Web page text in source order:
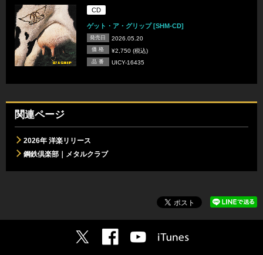
CD
ゲット・ア・グリップ [SHM-CD]
発売日 2026.05.20
価 格 ¥2,750 (税込)
品 番 UICY-16435
関連ページ
2026年 洋楽リリース
鋼鉄倶楽部｜メタルクラブ